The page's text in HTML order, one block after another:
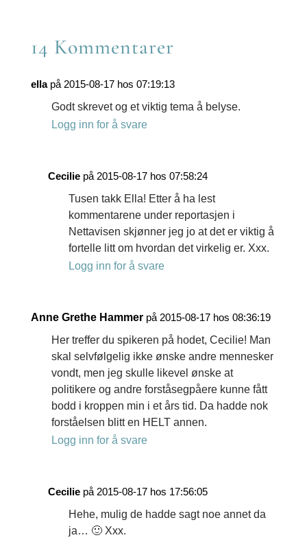
14 Kommentarer
ella på 2015-08-17 hos 07:19:13
Godt skrevet og et viktig tema å belyse.
Logg inn for å svare
Cecilie på 2015-08-17 hos 07:58:24
Tusen takk Ella! Etter å ha lest
kommentarene under reportasjen i
Nettavisen skjønner jeg jo at det er viktig å
fortelle litt om hvordan det virkelig er. Xxx.
Logg inn for å svare
Anne Grethe Hammer på 2015-08-17 hos 08:36:19
Her treffer du spikeren på hodet, Cecilie! Man
skal selvfølgelig ikke ønske andre mennesker
vondt, men jeg skulle likevel ønske at
politikere og andre forståsegpåere kunne fått
bodd i kroppen min i et års tid. Da hadde nok
forståelsen blitt en HELT annen.
Logg inn for å svare
Cecilie på 2015-08-17 hos 17:56:05
Hehe, mulig de hadde sagt noe annet da
ja… 🙂 Xxx.